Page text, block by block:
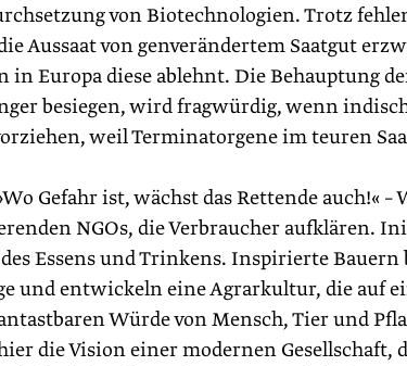
von Biotechnologien. Trotz
Aussaat von genverändertem Saatgut
Europa diese ablehnt. Die Behauptung
besiegen, wird fragwürdig, wenn
weil Terminatorgene im teuren
Gefahr ist, wächst das Rettende auch!«
NGOs, die Verbraucher aufklären.
Essens und Trinkens. Inspirierte
und entwickeln eine Agrarkultur, die auf
Würde von Mensch, Tier und
die Vision einer modernen Gesellschaft,